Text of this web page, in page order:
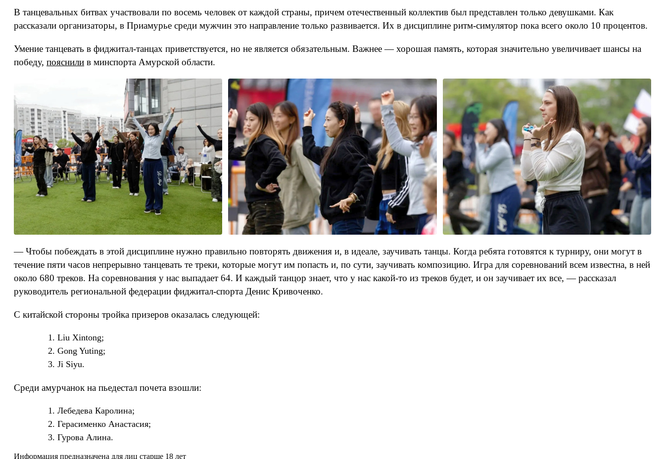
В танцевальных битвах участвовали по восемь человек от каждой страны, причем отечественный коллектив был представлен только девушками. Как
рассказали организаторы, в Приамурье среди мужчин это направление только развивается. Их в дисциплине ритм-симулятор пока всего около 10 процентов.
Умение танцевать в фиджитал-танцах приветствуется, но не является обязательным. Важнее — хорошая память, которая значительно увеличивает шансы на
победу, пояснили в минспорта Амурской области.
— Чтобы побеждать в этой дисциплине нужно правильно повторять движения и, в идеале, заучивать танцы. Когда ребята готовятся к турниру, они могут в
течение пяти часов непрерывно танцевать те треки, которые могут им попасть и, по сути, заучивать композицию. Игра для соревнований всем известна, в ней
около 680 треков. На соревнования у нас выпадает 64. И каждый танцор знает, что у нас какой-то из треков будет, и он заучивает их все, — рассказал
руководитель региональной федерации фиджитал-спорта Денис Кривоченко.
С китайской стороны тройка призеров оказалась следующей:
Liu Xintong;
Gong Yuting;
Ji Siyu.
Среди амурчанок на пьедестал почета взошли:
Лебедева Каролина;
Герасименко Анастасия;
Гурова Алина.
Информация предназначена для лиц старше 18 лет